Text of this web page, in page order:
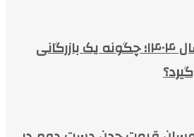
آراد برندینگ در سال ۱۴۰۴؛ چگونه یک بازرگانی